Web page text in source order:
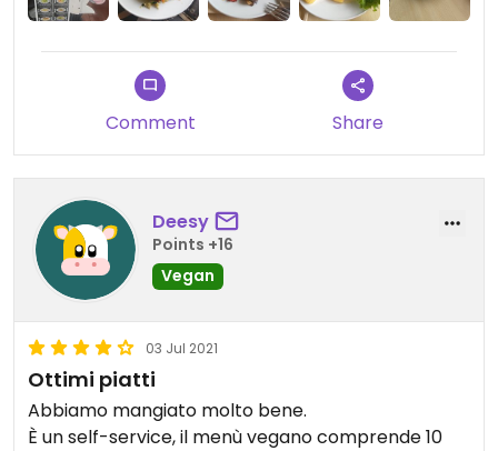
Comment Share
Deesy
Points +16
Vegan
03 Jul 2021
Ottimi piatti
Abbiamo mangiato molto bene.
È un self-service, il menù vegano comprende 10